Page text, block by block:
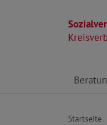
Direkt
Startseite